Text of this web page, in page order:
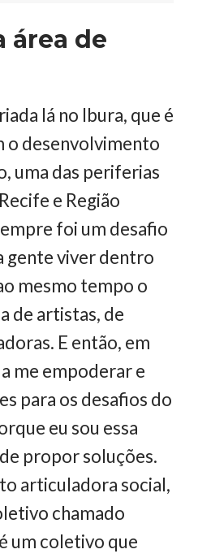
área de
lá no Ibura, que é
o desenvolvimento
uma das periferias
e Região
foi um desafio
gente viver dentro
mesmo tempo o
de artistas, de
E então, em
me empoderar e
para os desafios do
eu sou essa
propor soluções.
articuladora social,
chamado
um coletivo que